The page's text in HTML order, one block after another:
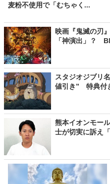
麦粉不使用で「むちゃく...
映画『鬼滅の刃
「神演出」？
スタジオジブリ
値引き” 特典付
熊本イオンモー
士が切実に訴え